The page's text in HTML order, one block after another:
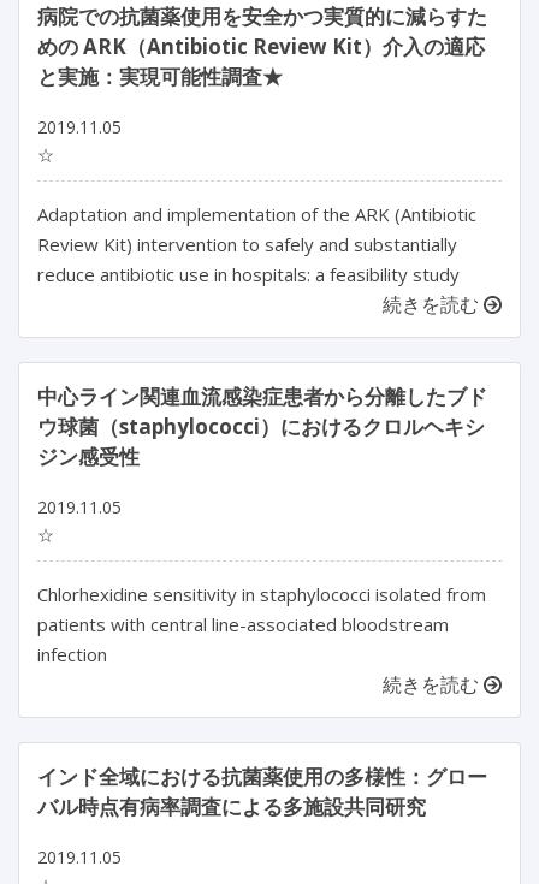
病院での抗菌薬使用を安全かつ実質的に減らすた
めの ARK（Antibiotic Review Kit）介入の適応
と実施：実現可能性調査★
2019.11.05
☆
Adaptation and implementation of the ARK (Antibiotic
Review Kit) intervention to safely and substantially
reduce antibiotic use in hospitals: a feasibility study
続きを読む
中心ライン関連血流感染症患者から分離したブド
ウ球菌（staphylococci）におけるクロルヘキシ
ジン感受性
2019.11.05
☆
Chlorhexidine sensitivity in staphylococci isolated from
patients with central line-associated bloodstream
infection
続きを読む
インド全域における抗菌薬使用の多様性：グロー
バル時点有病率調査による多施設共同研究
2019.11.05